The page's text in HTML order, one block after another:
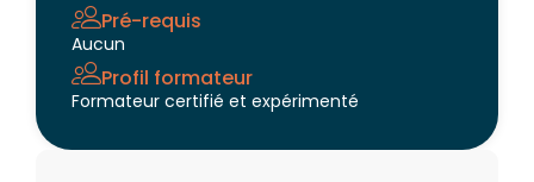
Pré-requis
Aucun
Profil formateur
Formateur certifié et expérimenté